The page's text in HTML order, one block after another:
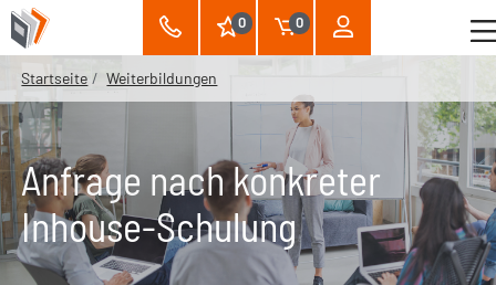
0 0
Startseite Weiterbildungen
Anfrage nach konkreter
Inhouse-Schulung